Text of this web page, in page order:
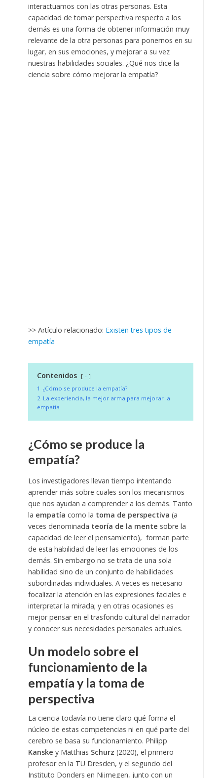
interactuamos con las otras personas. Esta
capacidad de tomar perspectiva respecto a los
demás es una forma de obtener información muy
relevante de la otra personas para ponernos en su
lugar, en sus emociones, y mejorar a su vez
nuestras habilidades sociales. ¿Qué nos dice la
ciencia sobre cómo mejorar la empatía?
>> Artículo relacionado: Existen tres tipos de
empatía
Contenidos
-
1 ¿Cómo se produce la empatía?
2 La experiencia, la mejor arma para mejorar la
empatía
¿Cómo se produce la
empatía?
Los investigadores llevan tiempo intentando
aprender más sobre cuales son los mecanismos
que nos ayudan a comprender a los demás. Tanto
la empatía como la toma de perspectiva (a
veces denominada teoría de la mente sobre la
capacidad de leer el pensamiento), forman parte
de esta habilidad de leer las emociones de los
demás. Sin embargo no se trata de una sola
habilidad sino de un conjunto de habilidades
subordinadas individuales. A veces es necesario
focalizar la atención en las expresiones faciales e
interpretar la mirada; y en otras ocasiones es
mejor pensar en el trasfondo cultural del narrador
y conocer sus necesidades personales actuales.
Un modelo sobre el
funcionamiento de la
empatía y la toma de
perspectiva
La ciencia todavía no tiene claro qué forma el
núcleo de estas competencias ni en qué parte del
cerebro se basa su funcionamiento. Philipp
Kanske y Matthias Schurz (2020), el primero
profesor en la TU Dresden, y el segundo del
Instituto Donders en Nijmegen, junto con un